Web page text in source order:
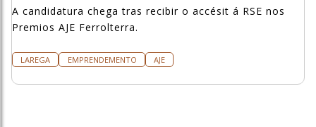
A candidatura chega tras recibir o accésit á RSE nos
Premios AJE Ferrolterra.
LAREGA EMPRENDEMENTO AJE